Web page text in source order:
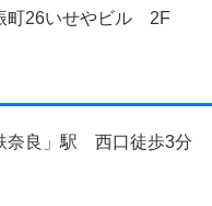
町26いせやビル 2F
奈良」駅 西口徒歩3分